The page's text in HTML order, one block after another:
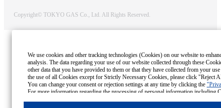
Copyright© TOKYO GAS Co., Ltd. All Rights Reserved.
We use cookies and other tracking technologies (Cookies) on our website to
analysis. The data regarding your use of our website collected through these
other data that you have provided to them or that they have collected from your
the use of all Cookies except for Strictly Necessary Cookies, please click
You can change your consent or rejection settings at any time by clicking the